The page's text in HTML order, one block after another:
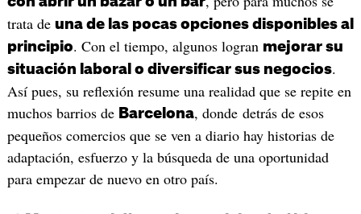
trata de una de las pocas opciones disponibles al
principio. Con el tiempo, algunos logran mejorar su
situación laboral o diversificar sus negocios.
Así pues, su reflexión resume una realidad que se repite en
muchos barrios de Barcelona, donde detrás de esos
pequeños comercios que se ven a diario hay historias de
adaptación, esfuerzo y la búsqueda de una oportunidad
para empezar de nuevo en otro país.